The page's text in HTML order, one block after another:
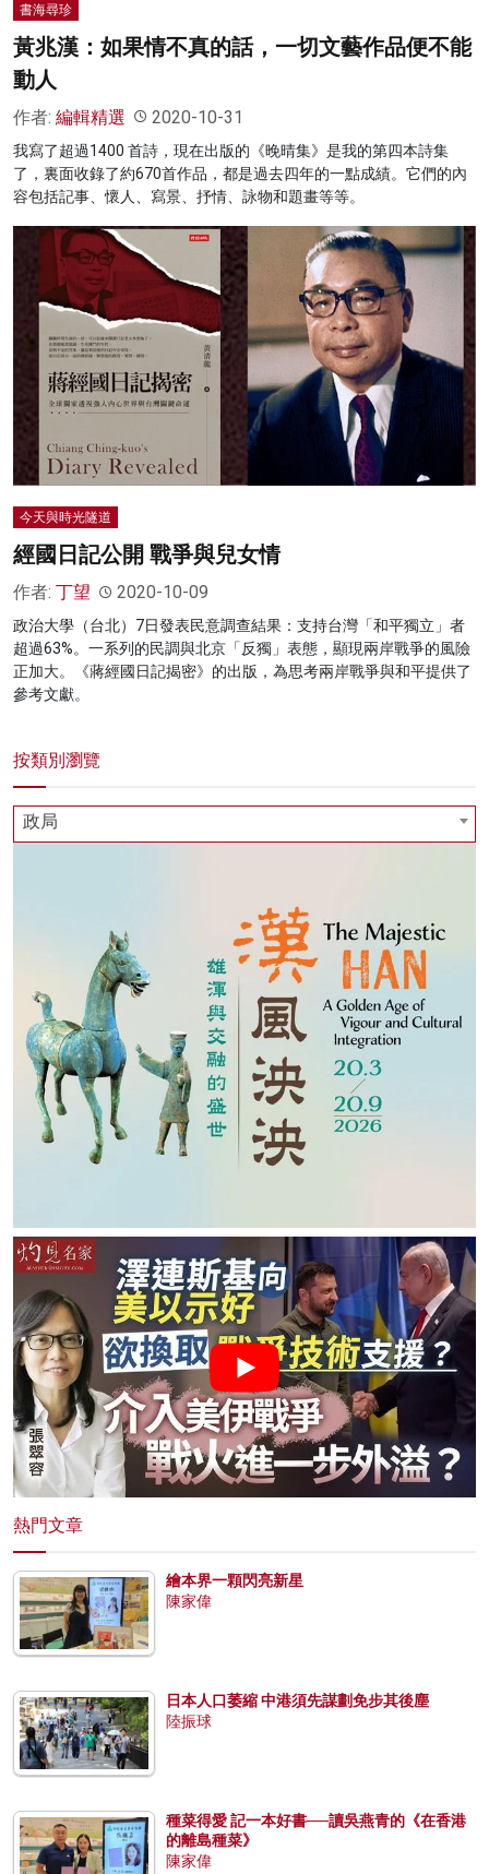
書海尋珍
黃兆漢：如果情不真的話，一切文藝作品便不能
動人
作者: 編輯精選 2020-10-31
我寫了超過1400 首詩，現在出版的《晚晴集》是我的第四本詩集
了，裏面收錄了約670首作品，都是過去四年的一點成績。它們的內
容包括記事、懷人、寫景、抒情、詠物和題畫等等。
今天與時光隧道
經國日記公開 戰爭與兒女情
作者: 丁望 2020-10-09
政治大學（台北）7日發表民意調查結果：支持台灣「和平獨立」者
超過63%。一系列的民調與北京「反獨」表態，顯現兩岸戰爭的風險
正加大。《蔣經國日記揭密》的出版，為思考兩岸戰爭與和平提供了
參考文獻。
按類別瀏覽
政局
熱門文章
繪本界一顆閃亮新星
陳家偉
日本人口萎縮 中港須先謀劃免步其後塵
陸振球
種菜得愛 記一本好書──讀吳燕青的《在香港
的離島種菜》
陳家偉